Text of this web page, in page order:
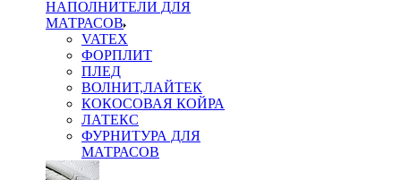
НАПОЛНИТЕЛИ ДЛЯ
МАТРАСОВ
VATEX
ФОРПЛИТ
ПЛЕД
ВОЛНИТ,ЛАЙТЕК
КОКОСОВАЯ КОЙРА
ЛАТЕКС
ФУРНИТУРА ДЛЯ
МАТРАСОВ